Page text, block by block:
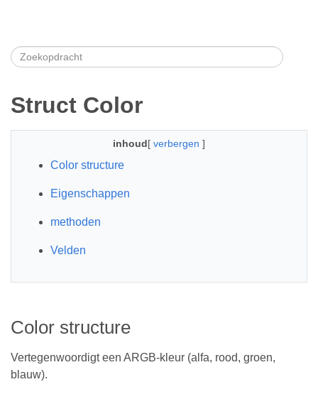
Struct Color
inhoud[ verbergen ]
Color structure
Eigenschappen
methoden
Velden
Color structure
Vertegenwoordigt een ARGB-kleur (alfa, rood, groen,
blauw).